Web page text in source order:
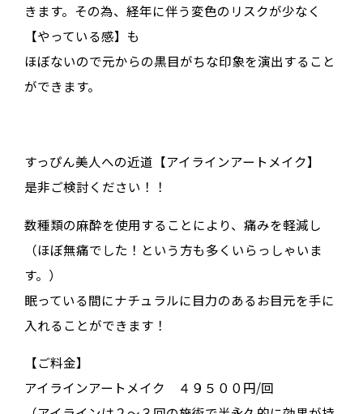
きます。その為、経年に伴う変色のリスクが少なく
【やっている感】も
ほぼないので元からの黒目がちな印象を演出すること
ができます。
すっぴん美人への近道【アイラインアートメイク】
是非ご検討ください！！
数種類の麻酔を使用することにより、痛みを軽減し
（ほぼ無痛でした！という方も多くいらっしゃいま
す。）
眠っている間にナチュラルに目力のあるお目元を手に
入れることができます！
【ご料金】
アイラインアートメイク ４９５００円/回